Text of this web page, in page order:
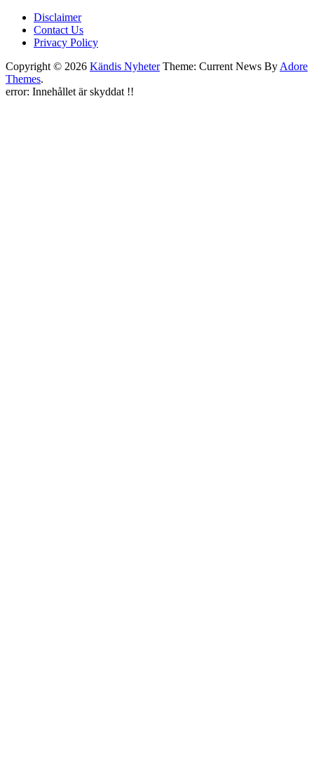
Disclaimer
Contact Us
Privacy Policy
Copyright © 2026 Kändis NyheterTheme: Current News By Adore
Themes.
error: Innehållet är skyddat !!